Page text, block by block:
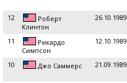
12
Роберт
Клинтон
26.10.1989
11
Рикардо
Симпсон
12.10.1989
10 Джо Саммерс 21.09.1989